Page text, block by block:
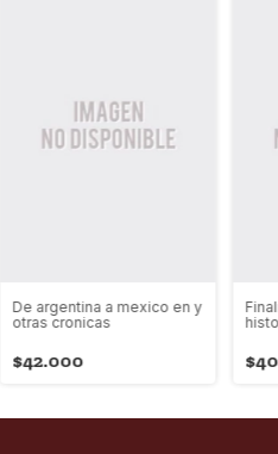
De argentina a mexico en y
otras cronicas
$42.000